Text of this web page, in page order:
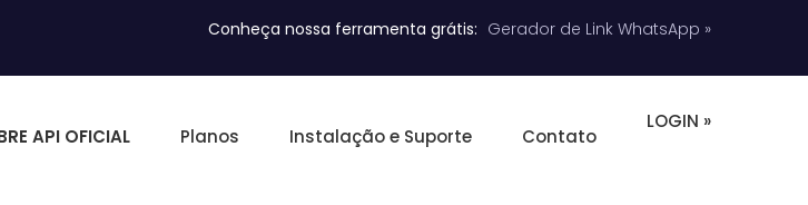
Conheça nossa ferramenta grátis: Gerador de Link WhatsApp »
API OFICIAL Planos Instalação e Suporte Contato
LOGIN »